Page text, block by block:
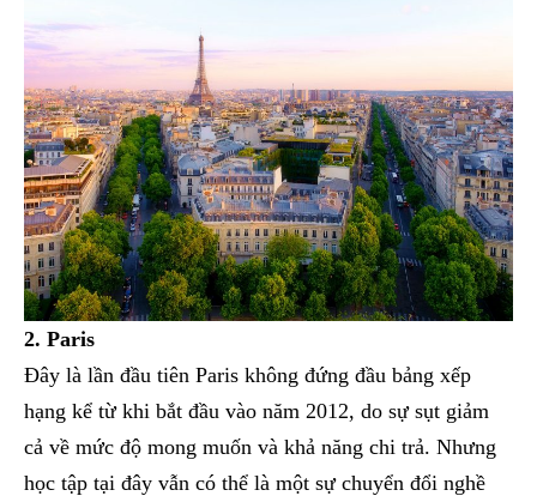
2. Paris
Đây là lần đầu tiên Paris không đứng đầu bảng xếp
hạng kể từ khi bắt đầu vào năm 2012, do sự sụt giảm
cả về mức độ mong muốn và khả năng chi trả. Nhưng
học tập tại đây vẫn có thể là một sự chuyển đổi nghề